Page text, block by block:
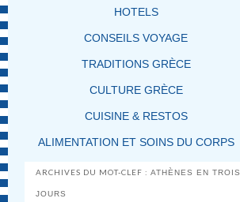
HOTELS
CONSEILS VOYAGE
TRADITIONS GRÈCE
CULTURE GRÈCE
CUISINE & RESTOS
ALIMENTATION ET SOINS DU CORPS
ARCHIVES DU MOT-CLEF :ATHÈNES EN TROIS
JOURS